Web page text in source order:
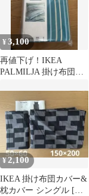
¥3,100
再値下げ！IKEA
PALMILJA 掛け布団カ
¥2,100
IKEA 掛け布団カバー&
枕カバー シングル [未